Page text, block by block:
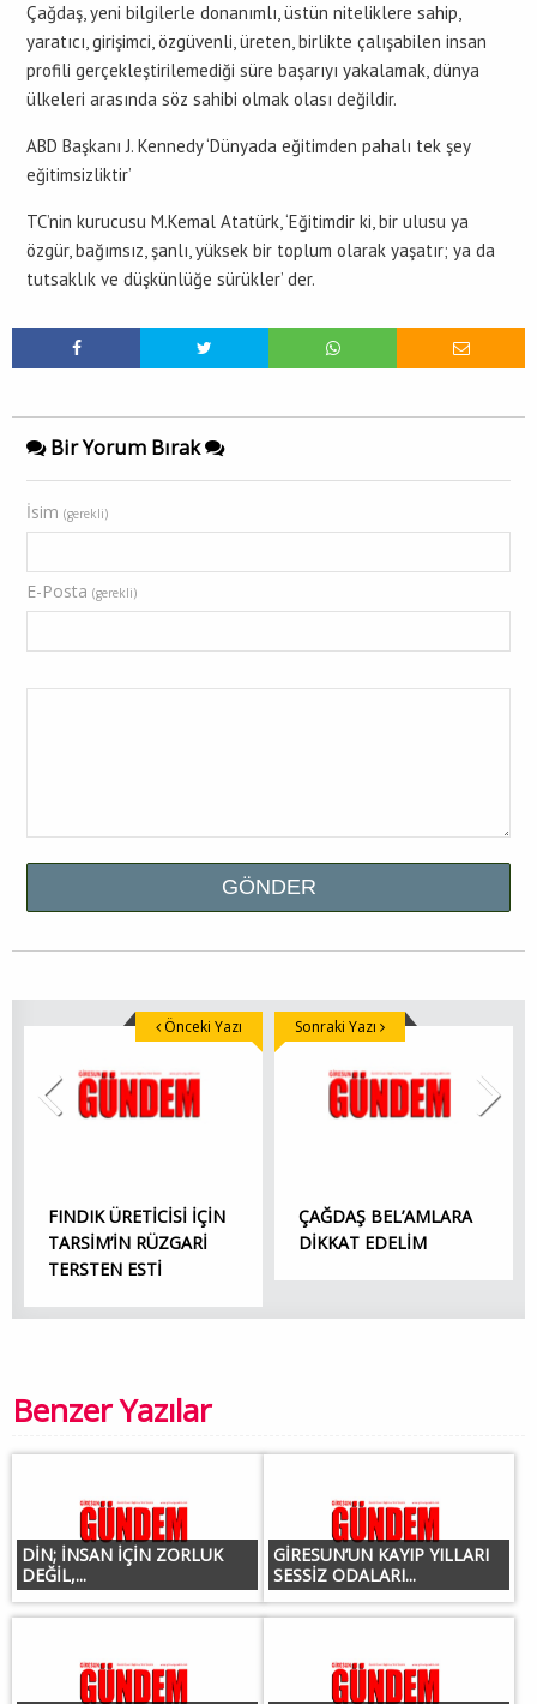
Çağdaş, yeni bilgilerle donanımlı, üstün niteliklere sahip,
yaratıcı, girişimci, özgüvenli, üreten, birlikte çalışabilen insan
profili gerçekleştirilemediği süre başarıyı yakalamak, dünya
ülkeleri arasında söz sahibi olmak olası değildir.
ABD Başkanı J. Kennedy ‘Dünyada eğitimden pahalı tek şey
eğitimsizliktir’
TC’nin kurucusu M.Kemal Atatürk, ‘Eğitimdir ki, bir ulusu ya
özgür, bağımsız, şanlı, yüksek bir toplum olarak yaşatır; ya da
tutsaklık ve düşkünlüğe sürükler’ der.
Bir Yorum Bırak
İsim (gerekli)
E-Posta (gerekli)
FINDIK ÜRETİCİSİ İÇİN
TARSİM’İN RÜZGARİ
TERSTEN ESTİ
Önceki Yazı
ÇAĞDAŞ BEL’AMLARA
DİKKAT EDELİM
Sonraki Yazı
Benzer Yazılar
DİN; İNSAN İÇİN ZORLUK
DEĞİL,...
GİRESUN’UN KAYIP YILLARI
SESSİZ ODALARI...